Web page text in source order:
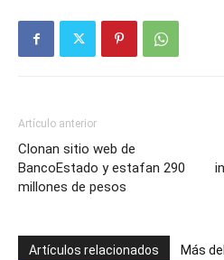
Artículo anterior
Clonan sitio web de
BancoEstado y estafan 290
millones de pesos
Artículos relacionados Más